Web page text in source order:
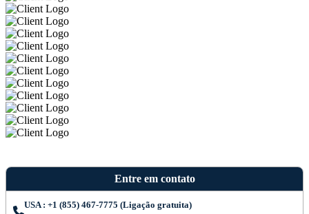
Entre em contato
USA : +1 (855) 467-7775 (Ligação gratuita)